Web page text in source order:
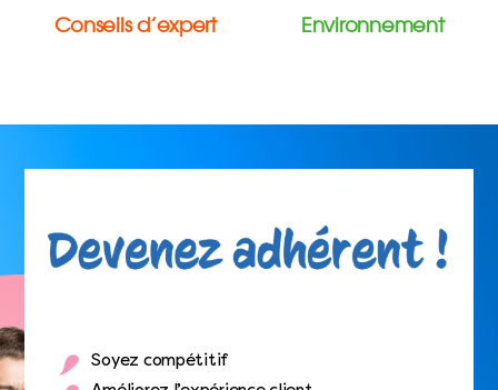
Conseils d’expert Environnement
Soyez compétitif